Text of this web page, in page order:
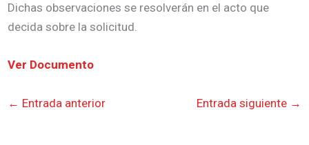
Dichas observaciones se resolverán en el acto que
decida sobre la solicitud.
Ver Documento
← Entrada anterior Entrada siguiente →